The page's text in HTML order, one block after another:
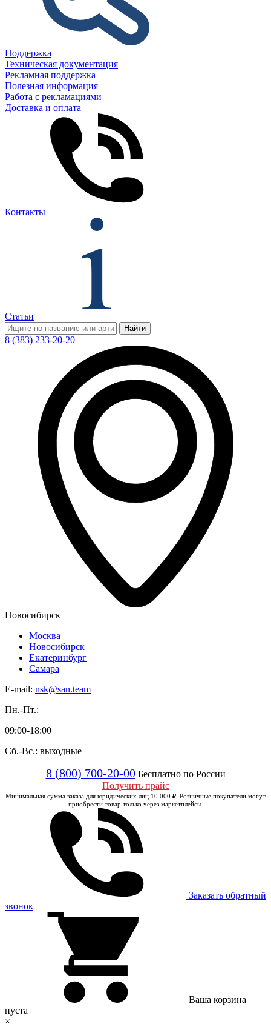
Поддержка
Техническая документация
Рекламная поддержка
Полезная информация
Работа с рекламациями
Доставка и оплата
Контакты
Статьи
Найти
8 (383) 233-20-20
Новосибирск
Москва
Новосибирск
Екатеринбург
Самара
E-mail: nsk@san.team
Пн.-Пт.:
09:00-18:00
Сб.-Вс.: выходные
8 (800) 700-20-00 Бесплатно по России
Получить прайс
Минимальная сумма заказа для юридических лиц 10 000 ₽. Розничные покупатели могут
приобрести товар только через маркетплейсы.
Заказать обратный
звонок
Ваша корзина
пуста
×